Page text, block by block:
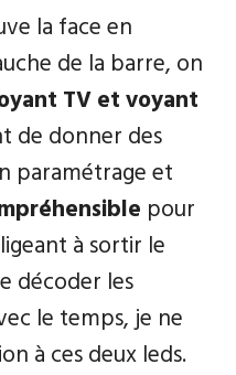
la face en
de la barre, on
TV et voyant
de donner des
paramétrage et
pour
à sortir le
décoder les
le temps, je ne
à ces deux leds.